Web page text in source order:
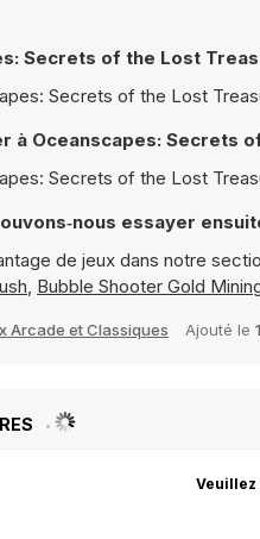
Secrets of the Lost
Secrets of the Lost
à Oceanscapes: Secrets
Secrets of the Lost
essayer
de jeux dans notre
, Bubble Shooter Gold
Arcade et Classiques Ajouté le
Veuillez